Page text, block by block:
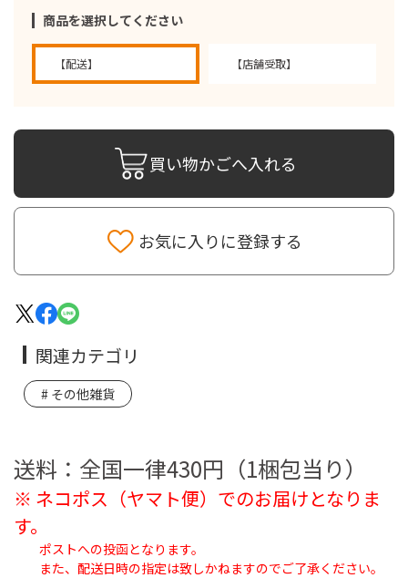
商品を選択してください
【配送】 【店舗受取】
買い物かごへ入れる
お気に入りに登録する
送料：全国一律430円（1梱包当り）
※ ネコポス（ヤマト便）でのお届けとなりま
す。
ポストへの投函となります。
また、配送日時の指定は致しかねますのでご了承ください。
関連カテゴリ
その他雑貨